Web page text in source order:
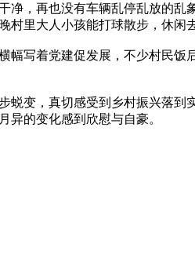
净，再也没有车辆乱停乱放的
里大人小孩能打球散步，休闲
幅写着党建促发展，不少村民
蜕变，真切感受到乡村振兴落
异的变化感到欣慰与自豪。